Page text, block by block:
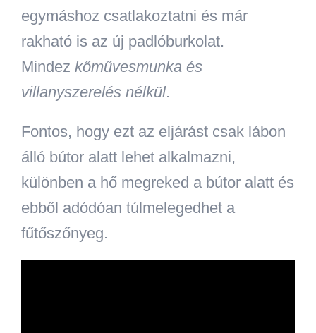
egymáshoz csatlakoztatni és már
rakható is az új padlóburkolat.
Mindez kőművesmunka és
villanyszerelés nélkül.
Fontos, hogy ezt az eljárást csak lábon
álló bútor alatt lehet alkalmazni,
különben a hő megreked a bútor alatt és
ebből adódóan túlmelegedhet a
fűtőszőnyeg.